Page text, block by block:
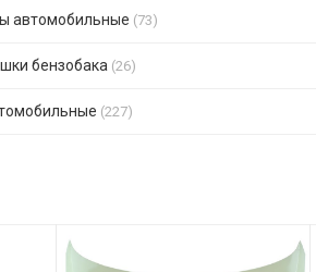
автомобильные (73)
бензобака (26)
(227)